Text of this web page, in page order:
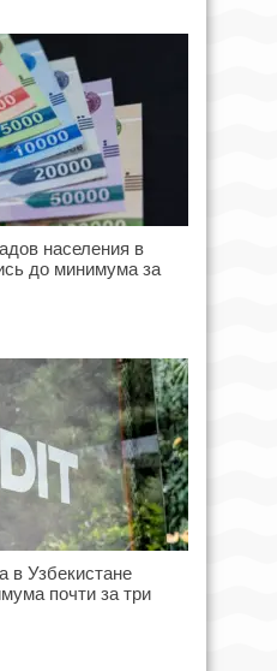
населения в
до минимума за
в Узбекистане
почти за три